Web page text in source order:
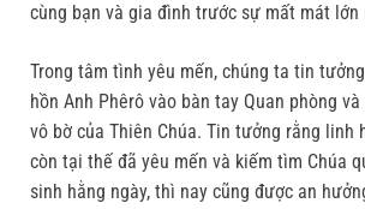
cùng bạn và gia đình trước sự mất mát lớn
Trong tâm tình yêu mến, chúng ta tin
hồn Anh Phêrô vào bàn tay Quan phòng
vô bờ của Thiên Chúa. Tin tưởng rằng linh
còn tại thế đã yêu mến và kiếm tìm Chúa
sinh hằng ngày, thì nay cũng được an